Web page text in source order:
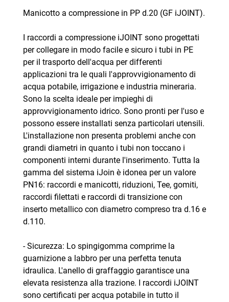
Manicotto a compressione in PP d.20 (GF iJOINT).
I raccordi a compressione iJOINT sono progettati
per collegare in modo facile e sicuro i tubi in PE
per il trasporto dell'acqua per differenti
applicazioni tra le quali l'approvvigionamento di
acqua potabile, irrigazione e industria mineraria.
Sono la scelta ideale per impieghi di
approvvigionamento idrico. Sono pronti per l'uso e
possono essere installati senza particolari utensili.
L'installazione non presenta problemi anche con
grandi diametri in quanto i tubi non toccano i
componenti interni durante l'inserimento. Tutta la
gamma del sistema iJoin è idonea per un valore
PN16: raccordi e manicotti, riduzioni, Tee, gomiti,
raccordi filettati e raccordi di transizione con
inserto metallico con diametro compreso tra d.16 e
d.110.
- Sicurezza: Lo spingigomma comprime la
guarnizione a labbro per una perfetta tenuta
idraulica. L'anello di graffaggio garantisce una
elevata resistenza alla trazione. I raccordi iJOINT
sono certificati per acqua potabile in tutto il